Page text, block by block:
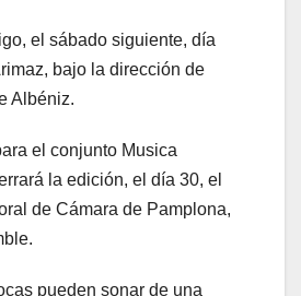
el sábado siguiente, día
bajo la dirección de
Albéniz.
el conjunto Musica
la edición, el día 30, el
de Cámara de Pamplona,
pueden sonar de una